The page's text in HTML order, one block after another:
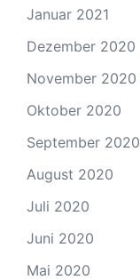
Januar 2021
Dezember 2020
November 2020
Oktober 2020
September 2020
August 2020
Juli 2020
Juni 2020
Mai 2020